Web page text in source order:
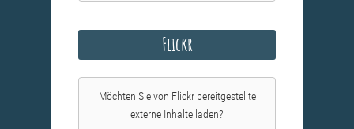
Flickr
Möchten Sie von Flickrbereitgestellte
externe Inhalte laden?